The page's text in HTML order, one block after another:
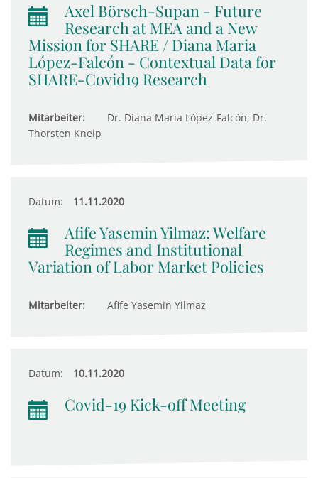
Axel Börsch-Supan - Future
Research at MEA and a New
Mission for SHARE / Diana Maria
López-Falcón - Contextual Data for
SHARE-Covid19 Research
Mitarbeiter:
Dr. Diana Maria López-Falcón; Dr.
Thorsten Kneip
Datum: 11.11.2020
Afife Yasemin Yilmaz: Welfare
Regimes and Institutional
Variation of Labor Market Policies
Mitarbeiter: Afife Yasemin Yilmaz
Datum: 10.11.2020
Covid-19 Kick-off Meeting